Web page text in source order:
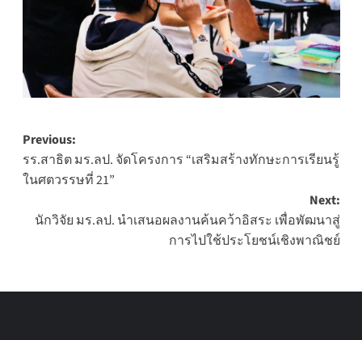
Post
navigation
Previous:
รร.สาธิต มร.ลป. จัดโครงการ “เสริมสร้างทักษะการเรียนรู้
ในศตวรรษที่ 21”
Next:
นักวิจัย มร.ลป. นำเสนอผลงานค้นคว้าอิสระ เพื่อพัฒนาสู่
การไปใช้ประโยชน์เชิงพาณิชย์